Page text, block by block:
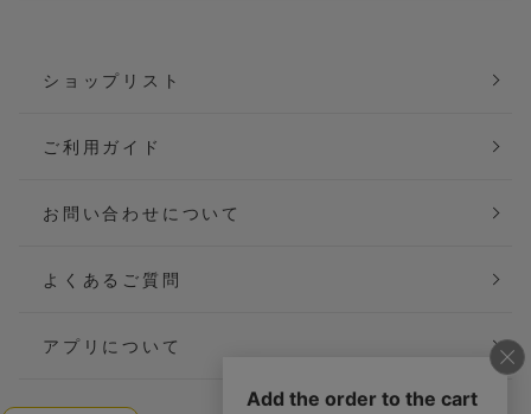
ショップリスト
ご利用ガイド
お問い合わせについて
よくあるご質問
アプリについて